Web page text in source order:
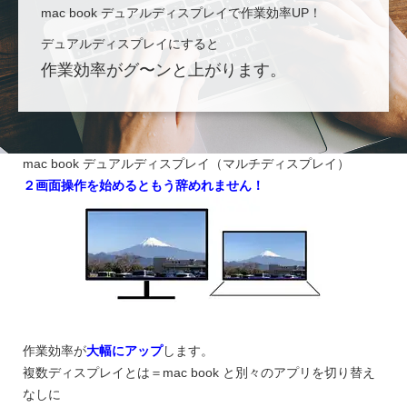
mac book デュアルディスプレイで作業効率UP！
デュアルディスプレイにすると
作業効率がグ〜ンと上がります。
mac book デュアルディスプレイ（マルチディスプレイ）
２画面操作を始めるともう辞めれません！
作業効率が大幅にアップします。
複数ディスプレイとは＝mac book と別々のアプリを切り替え
なしに